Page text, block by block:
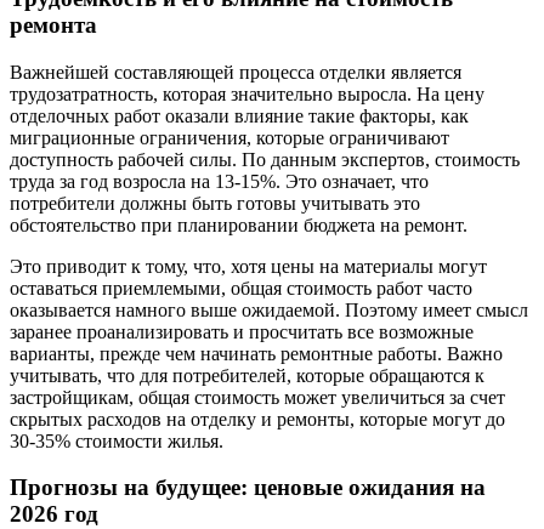
ремонта
Важнейшей составляющей процесса отделки является
трудозатратность, которая значительно выросла. На цену
отделочных работ оказали влияние такие факторы, как
миграционные ограничения, которые ограничивают
доступность рабочей силы. По данным экспертов, стоимость
труда за год возросла на 13-15%. Это означает, что
потребители должны быть готовы учитывать это
обстоятельство при планировании бюджета на ремонт.
Это приводит к тому, что, хотя цены на материалы могут
оставаться приемлемыми, общая стоимость работ часто
оказывается намного выше ожидаемой. Поэтому имеет смысл
заранее проанализировать и просчитать все возможные
варианты, прежде чем начинать ремонтные работы. Важно
учитывать, что для потребителей, которые обращаются к
застройщикам, общая стоимость может увеличиться за счет
скрытых расходов на отделку и ремонты, которые могут до
30-35% стоимости жилья.
Прогнозы на будущее: ценовые ожидания на
2026 год